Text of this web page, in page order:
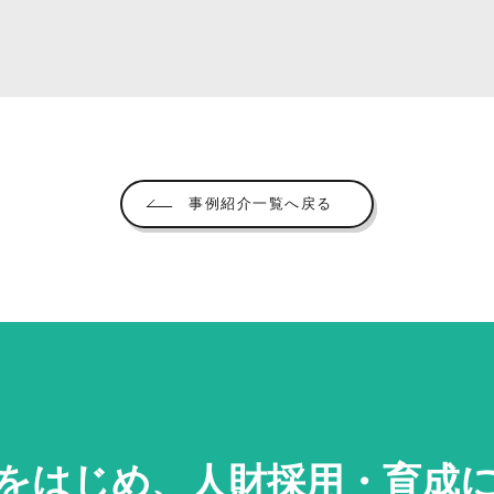
事例紹介一覧へ戻る
はじめ、 人財採用・ 育成